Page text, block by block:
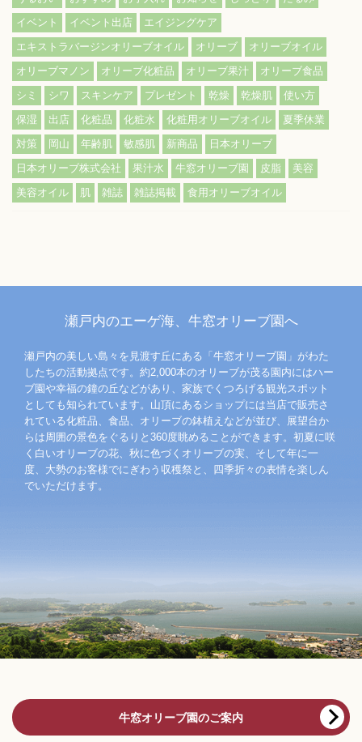
イベント
イベント出店
エイジングケア
エキストラバージンオリーブオイル
オリーブ
オリーブオイル
オリーブマノン
オリーブ化粧品 オリーブ果汁
オリーブ食品
シミ
シワ スキンケア プレゼント 乾燥 乾燥肌
使い方
保湿
出店 化粧品 化粧水 化粧用オリーブオイル
夏季休業
対策
岡山 年齢肌 敏感肌 新商品
日本オリーブ
日本オリーブ株式会社
果汁水 牛窓オリーブ園 皮脂
美容
美容オイル
肌 雑誌 雑誌掲載 食用オリーブオイル
瀬戸内のエーゲ海、牛窓オリーブ園へ
瀬戸内の美しい島々を見渡す丘にある「牛窓オリーブ園」がわた
したちの活動拠点です。約2,000本のオリーブが茂る園内にはハー
ブ園や幸福の鐘の丘などがあり、家族でくつろげる観光スポット
としても知られています。山頂にあるショップには当店で販売さ
れている化粧品、食品、オリーブの鉢植えなどが並び、展望台か
らは周囲の景色をぐるりと360度眺めることができます。初夏に咲
く白いオリーブの花、秋に色づくオリーブの実、そして年に一
度、大勢のお客様でにぎわう収穫祭と、四季折々の表情を楽しん
でいただけます。
牛窓オリーブ園のご案内